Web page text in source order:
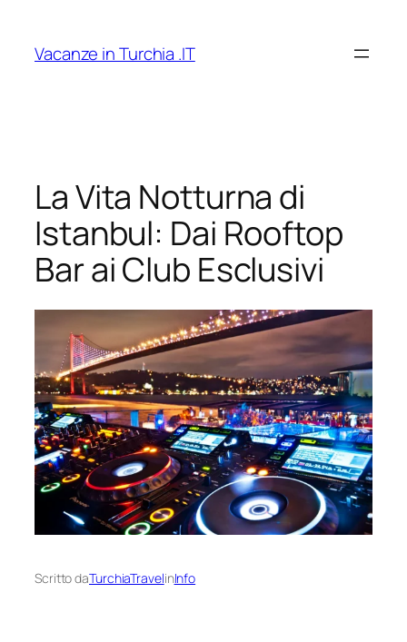
contenuto
Vacanze in Turchia .IT
La Vita Notturna di
Istanbul: Dai Rooftop
Bar ai Club Esclusivi
Scritto daTurchiaTravelinInfo